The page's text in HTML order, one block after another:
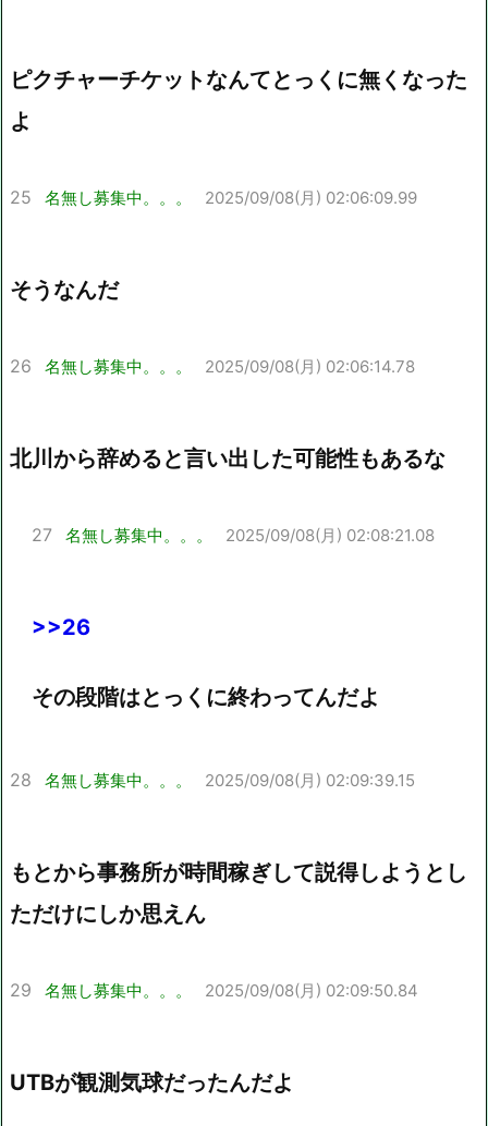
ピクチャーチケットなんてとっくに無くなった
よ
25 名無し募集中。。。 2025/09/08(月) 02:06:09.99
そうなんだ
26 名無し募集中。。。 2025/09/08(月) 02:06:14.78
北川から辞めると言い出した可能性もあるな
27 名無し募集中。。。 2025/09/08(月) 02:08:21.08
>>26
その段階はとっくに終わってんだよ
28 名無し募集中。。。 2025/09/08(月) 02:09:39.15
もとから事務所が時間稼ぎして説得しようとし
ただけにしか思えん
29 名無し募集中。。。 2025/09/08(月) 02:09:50.84
UTBが観測気球だったんだよ